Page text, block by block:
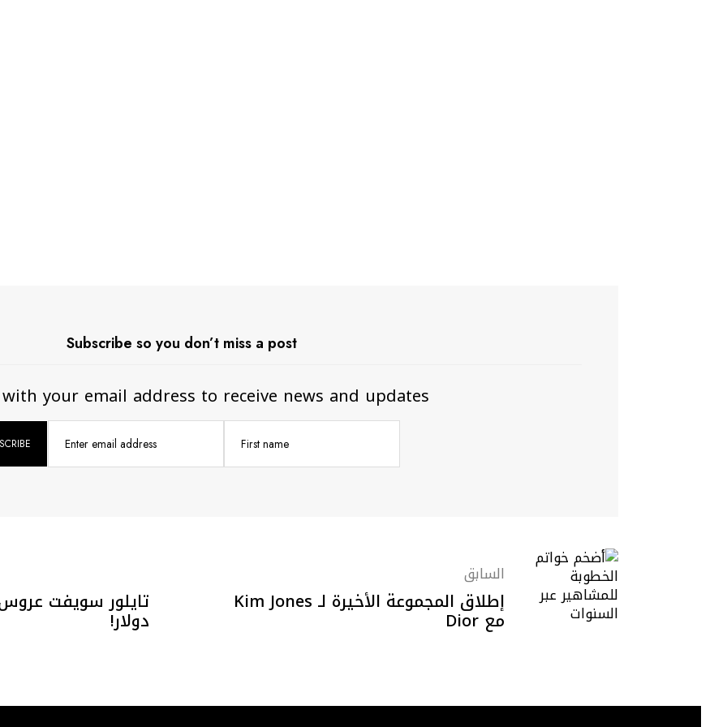
Subscribe so you don’t miss a post
with your email address to receive news and updates
First name
Enter email address
السابق
إطلاق المجموعة الأخيرة لـ Kim Jones
دولار!